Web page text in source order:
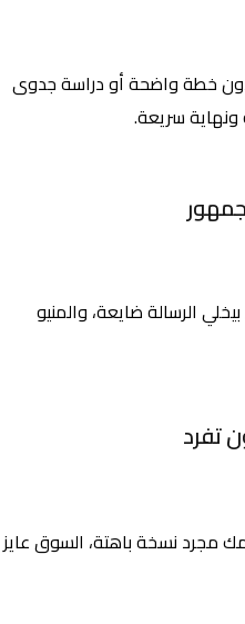
خطة واضحة أو دراسة جدوى
سريعة.
الرسالة ضايعة، والمنيو
نسخة باهتة، السوق عايز